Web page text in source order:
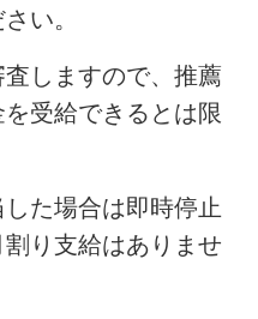
い。
しますので、推薦
受給できるとは限
た場合は即時停止
り支給はありませ